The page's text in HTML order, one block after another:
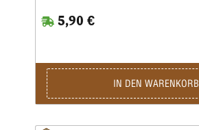
5,90 €
IN DEN WARENKORB